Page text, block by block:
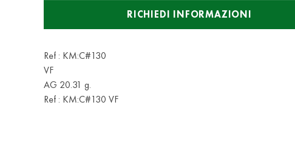
RICHIEDI INFORMAZIONI
Ref : KM:C#130
VF
AG 20.31 g.
Ref : KM:C#130 VF